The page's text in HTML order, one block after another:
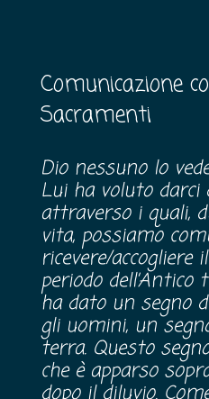
Comunicazione
Sacramenti
Dio nessuno lo
Lui ha voluto darci
attraverso i quali,
vita, possiamo
ricevere/accogliere
periodo dell’Antico
ha dato un segno
gli uomini, un
terra. Questo
che è apparso